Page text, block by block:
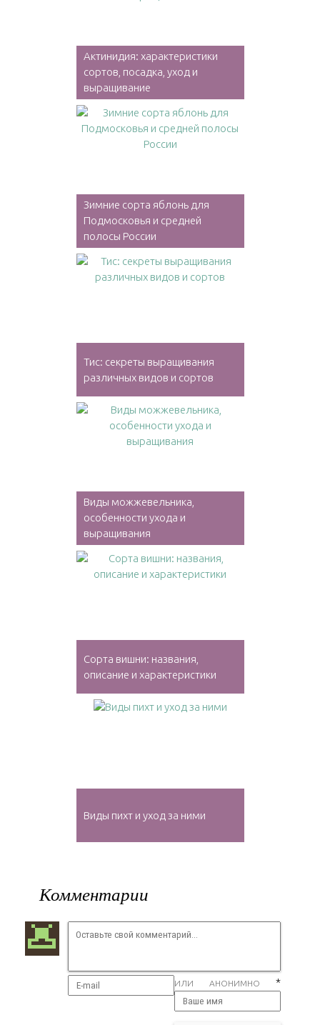
Актинидия: характеристики
сортов, посадка, уход и
выращивание
Зимние сорта яблонь для
Подмосковья и средней
полосы России
Тис: секреты выращивания
различных видов и сортов
Виды можжевельника,
особенности ухода и
выращивания
Сорта вишни: названия,
описание и характеристики
Виды пихт и уход за ними
Комментарии
ИЛИ АНОНИМНО *